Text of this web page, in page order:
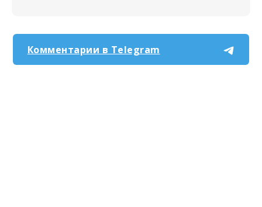
Комментарии в Telegram